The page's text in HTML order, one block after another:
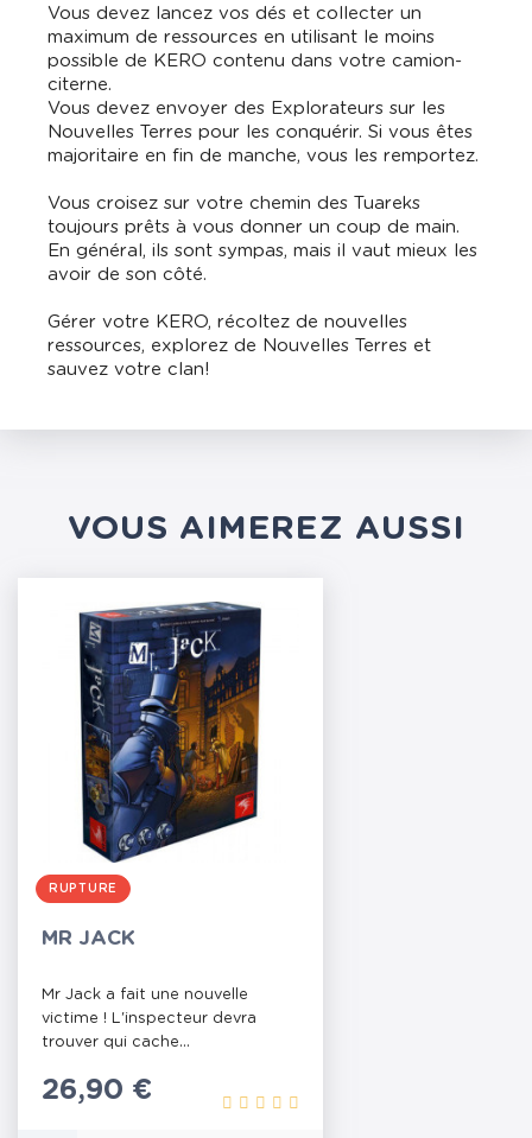
Vous devez lancez vos dés et collecter un
maximum de ressources en utilisant le moins
possible de KERO contenu dans votre camion-
citerne.
Vous devez envoyer des Explorateurs sur les
Nouvelles Terres pour les conquérir. Si vous êtes
majoritaire en fin de manche, vous les remportez.
Vous croisez sur votre chemin des Tuareks
toujours prêts à vous donner un coup de main.
En général, ils sont sympas, mais il vaut mieux les
avoir de son côté.
Gérer votre KERO, récoltez de nouvelles
ressources, explorez de Nouvelles Terres et
sauvez votre clan!
VOUS AIMEREZ AUSSI
RUPTURE
MR JACK
Mr Jack a fait une nouvelle
victime ! L'inspecteur devra
trouver qui cache...
Prix
26,90 €